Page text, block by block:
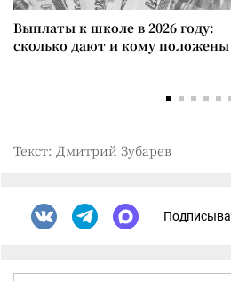
Выплаты к школе в 2026 году:
сколько дают и кому положены
Текст: Дмитрий Зубарев